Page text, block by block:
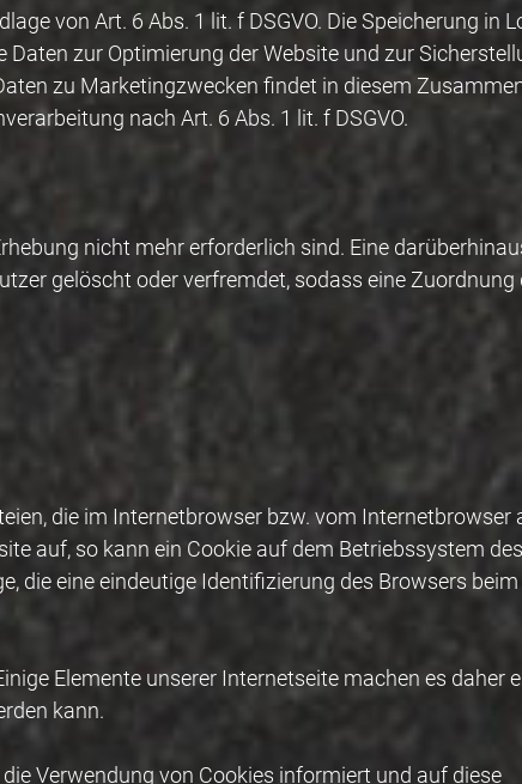
von Art. 6 Abs. 1 lit. f DSGVO. Die Speicherung in
zur Optimierung der Website und zur
zu Marketingzwecken findet in diesem
nach Art. 6 Abs. 1 lit. f DSGVO.
nicht mehr erforderlich sind. Eine
gelöscht oder verfremdet, sodass eine Zuordnung
die im Internetbrowser bzw. vom Internetbrowser
auf, so kann ein Cookie auf dem Betriebssystem
die eine eindeutige Identifizierung des Browsers
Elemente unserer Internetseite machen es daher
kann.
Verwendung von Cookies informiert und auf diese